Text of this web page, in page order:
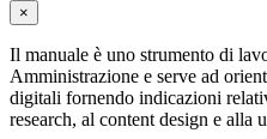
×
Il manuale è uno strumento di
Amministrazione e serve ad
digitali fornendo indicazioni
research, al content design e alla